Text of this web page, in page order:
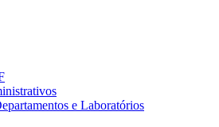
e Laboratórios